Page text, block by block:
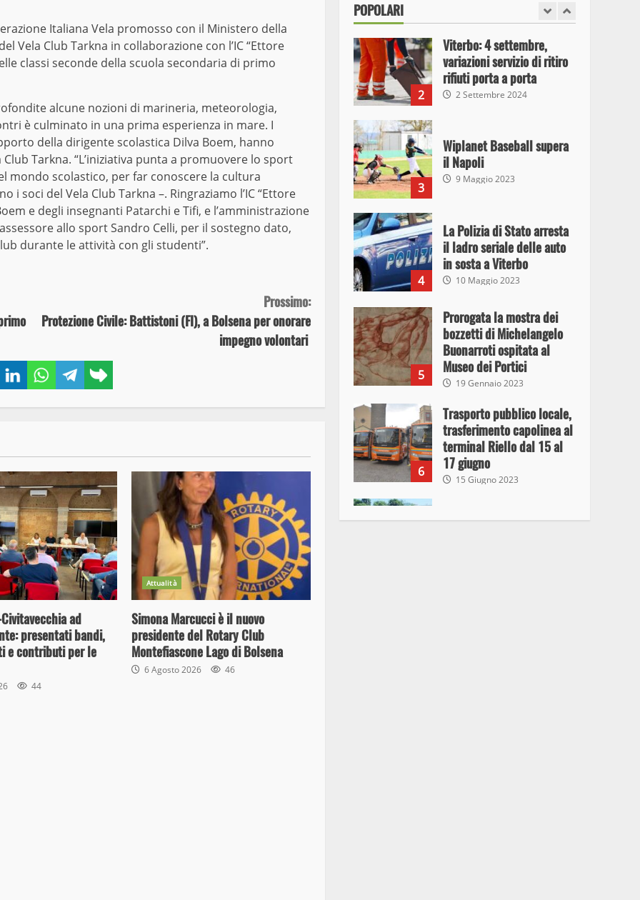
LinkedInWhatsAppTelegram
link
Italiana Vela promosso con il Ministero della
Vela Club Tarkna in collaborazione con l’IC “Ettore
classi seconde della scuola secondaria di primo
alcune nozioni di marineria, meteorologia,
è culminato in una prima esperienza in mare. I
della dirigente scolastica Dilva Boem, hanno
Tarkna. “L’iniziativa punta a promuovere lo sport
mondo scolastico, per far conoscere la cultura
soci del Vela Club Tarkna –. Ringraziamo l’IC “Ettore
e degli insegnanti Patarchi e Tifi, e l’amministrazione
allo sport Sandro Celli, per il sostegno dato,
durante le attività con gli studenti”.
Prossimo:
Protezione Civile: Battistoni (FI), a Bolsena per onorare
impegno volontari
ad
presentati bandi,
e contributi per le
44
Attualità
Simona Marcucci è il nuovo
presidente del Rotary Club
Montefiascone Lago di Bolsena
6 Agosto 2026 46
POPOLARI
2
Viterbo: 4 settembre,
variazioni servizio di ritiro
rifiuti porta a porta
2 Settembre 2024
3
Wiplanet Baseball supera
il Napoli
9 Maggio 2023
4
La Polizia di Stato arresta
il ladro seriale delle auto
in sosta a Viterbo
10 Maggio 2023
5
Prorogata la mostra dei
bozzetti di Michelangelo
Buonarroti ospitata al
Museo dei Portici
19 Gennaio 2023
6
Trasporto pubblico locale,
trasferimento capolinea al
terminal Riello dal 15 al
17 giugno
15 Giugno 2023
Giochi Sportivi